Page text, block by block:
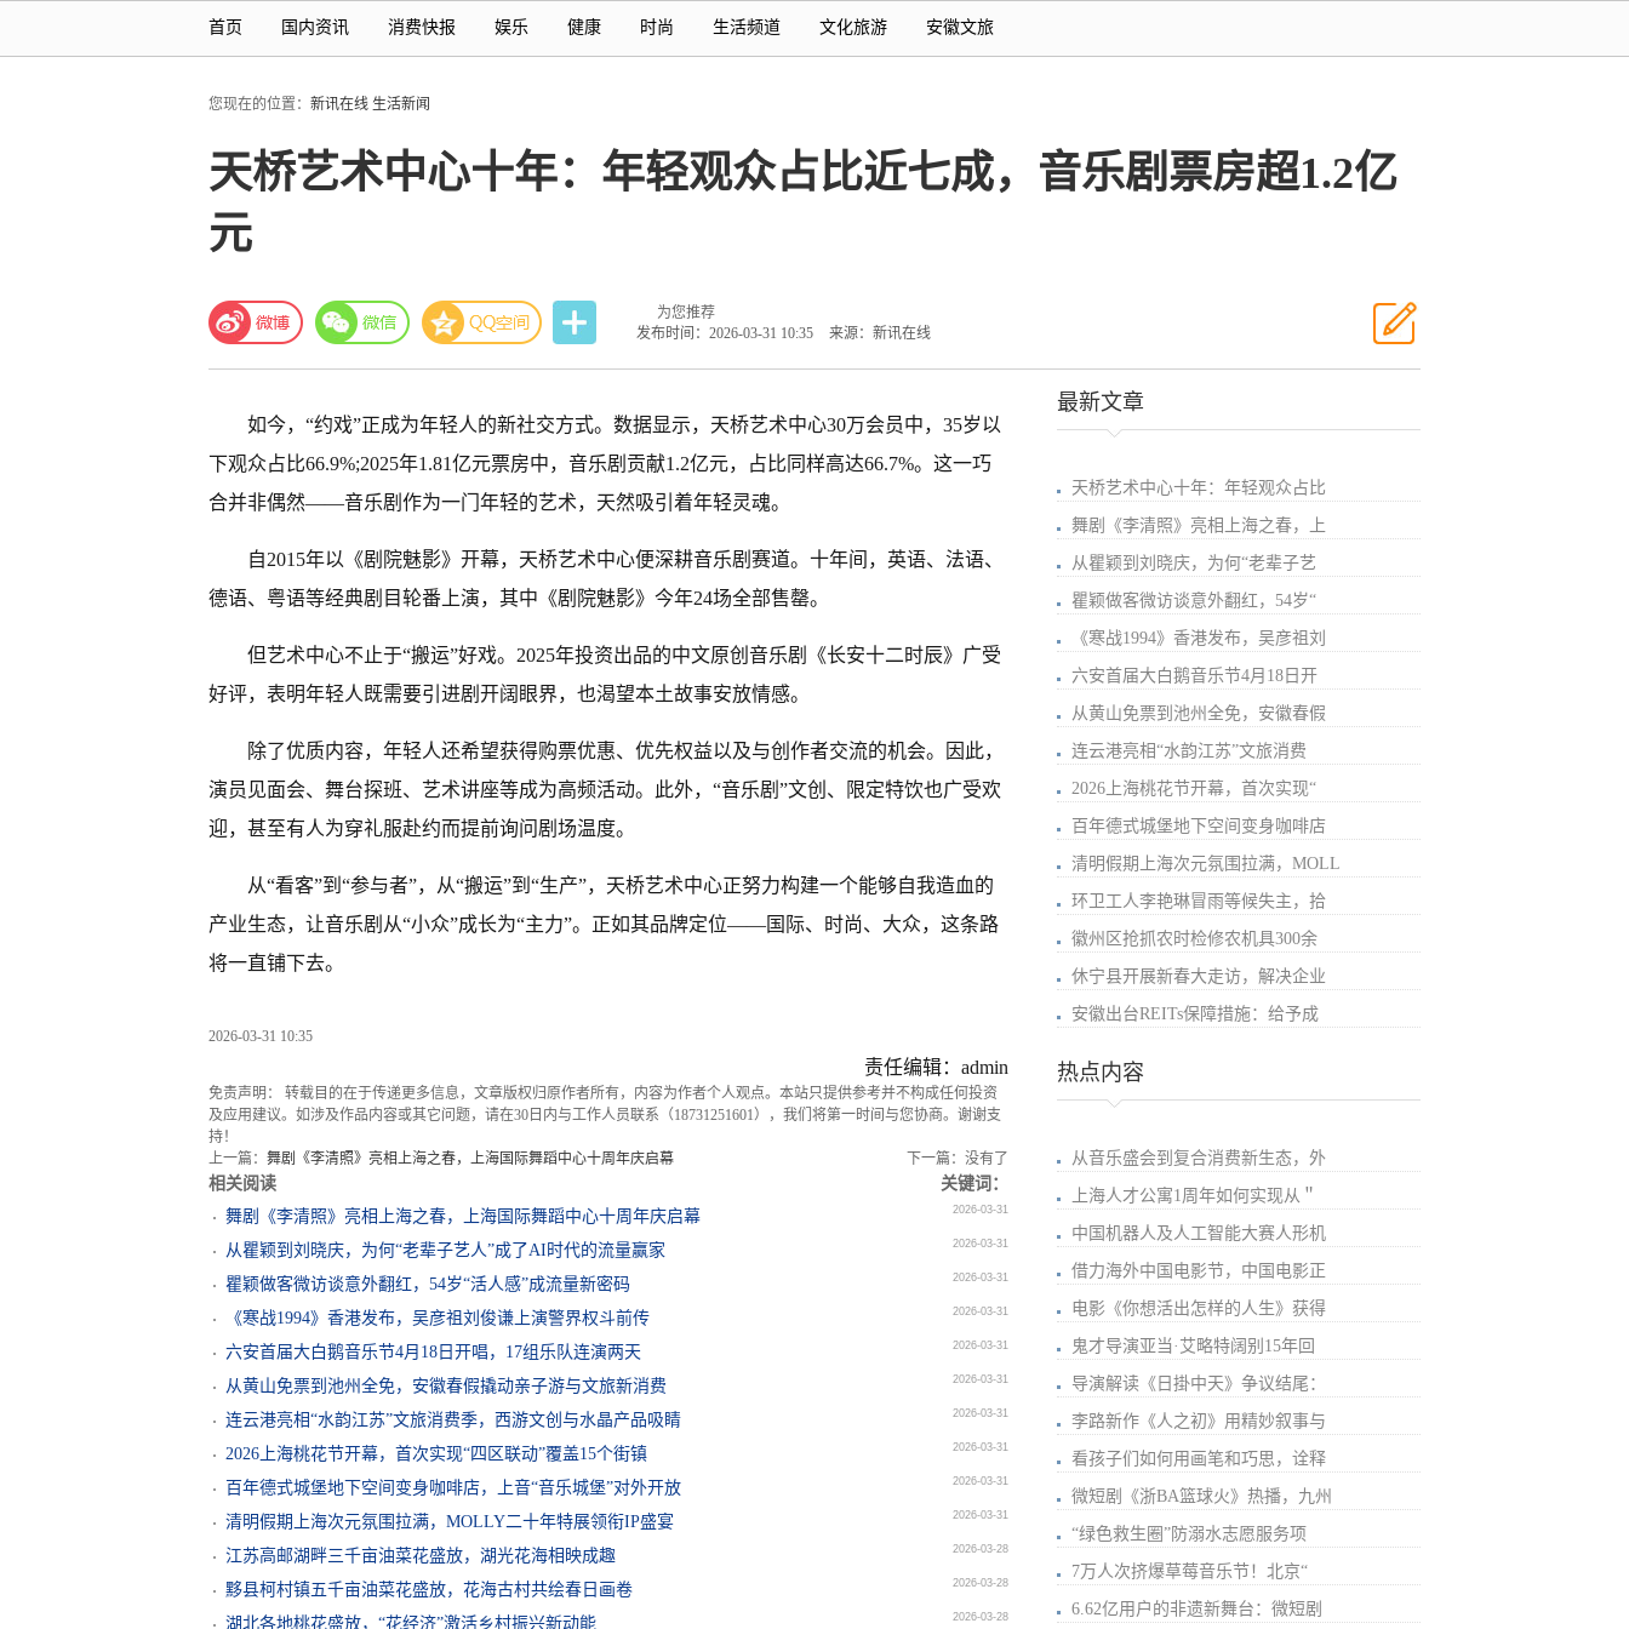
首页 国内资讯 消费快报 娱乐 健康 时尚 生活频道 文化旅游 安徽文旅
您现在的位置： 新讯在线 生活新闻
天桥艺术中心十年：年轻观众占比近七成，音乐剧票房超1.2亿
元
为您推荐
发布时间：2026-03-31 10:35
来源：新讯在线
如今，“约戏”正成为年轻人的新社交方式。数据显示，天桥艺术中心30万会员中，35岁以
下观众占比66.9%;2025年1.81亿元票房中，音乐剧贡献1.2亿元，占比同样高达66.7%。这一巧
合并非偶然——音乐剧作为一门年轻的艺术，天然吸引着年轻灵魂。
自2015年以《剧院魅影》开幕，天桥艺术中心便深耕音乐剧赛道。十年间，英语、法语、
德语、粤语等经典剧目轮番上演，其中《剧院魅影》今年24场全部售罄。
但艺术中心不止于“搬运”好戏。2025年投资出品的中文原创音乐剧《长安十二时辰》广受
好评，表明年轻人既需要引进剧开阔眼界，也渴望本土故事安放情感。
除了优质内容，年轻人还希望获得购票优惠、优先权益以及与创作者交流的机会。因此，
演员见面会、舞台探班、艺术讲座等成为高频活动。此外，“音乐剧”文创、限定特饮也广受欢
迎，甚至有人为穿礼服赴约而提前询问剧场温度。
从“看客”到“参与者”，从“搬运”到“生产”，天桥艺术中心正努力构建一个能够自我造血的
产业生态，让音乐剧从“小众”成长为“主力”。正如其品牌定位——国际、时尚、大众，这条路
将一直铺下去。
2026-03-31 10:35
责任编辑：admin
免责声明： 转载目的在于传递更多信息，文章版权归原作者所有，内容为作者个人观点。本站只提供参考并不构成任何投资
及应用建议。如涉及作品内容或其它问题，请在30日内与工作人员联系（18731251601），我们将第一时间与您协商。谢谢支
持！
上一篇： 舞剧《李清照》亮相上海之春，上海国际舞蹈中心十周年庆启幕 下一篇：没有了
相关阅读
关键词：
舞剧《李清照》亮相上海之春，上海国际舞蹈中心十周年庆启幕
2026-03-31
从瞿颖到刘晓庆，为何“老辈子艺人”成了AI时代的流量赢家 2026-03-31
瞿颖做客微访谈意外翻红，54岁“活人感”成流量新密码 2026-03-31
《寒战1994》香港发布，吴彦祖刘俊谦上演警界权斗前传 2026-03-31
六安首届大白鹅音乐节4月18日开唱，17组乐队连演两天 2026-03-31
从黄山免票到池州全免，安徽春假撬动亲子游与文旅新消费 2026-03-31
连云港亮相“水韵江苏”文旅消费季，西游文创与水晶产品吸睛 2026-03-31
2026上海桃花节开幕，首次实现“四区联动”覆盖15个街镇 2026-03-31
百年德式城堡地下空间变身咖啡店，上音“音乐城堡”对外开放 2026-03-31
清明假期上海次元氛围拉满，MOLLY二十年特展领衔IP盛宴 2026-03-31
江苏高邮湖畔三千亩油菜花盛放，湖光花海相映成趣 2026-03-28
黟县柯村镇五千亩油菜花盛放，花海古村共绘春日画卷 2026-03-28
湖北各地桃花盛放，“花经济”激活乡村振兴新动能 2026-03-28
最新文章
天桥艺术中心十年：年轻观众占比
舞剧《李清照》亮相上海之春，上
从瞿颖到刘晓庆，为何“老辈子艺
瞿颖做客微访谈意外翻红，54岁“
《寒战1994》香港发布，吴彦祖刘
六安首届大白鹅音乐节4月18日开
从黄山免票到池州全免，安徽春假
连云港亮相“水韵江苏”文旅消费
2026上海桃花节开幕，首次实现“
百年德式城堡地下空间变身咖啡店
清明假期上海次元氛围拉满，MOLL
环卫工人李艳琳冒雨等候失主，拾
徽州区抢抓农时检修农机具300余
休宁县开展新春大走访，解决企业
安徽出台REITs保障措施：给予成
热点内容
从音乐盛会到复合消费新生态，外
上海人才公寓1周年如何实现从＂
中国机器人及人工智能大赛人形机
借力海外中国电影节，中国电影正
电影《你想活出怎样的人生》获得
鬼才导演亚当·艾略特阔别15年回
导演解读《日掛中天》争议结尾：
李路新作《人之初》用精妙叙事与
看孩子们如何用画笔和巧思，诠释
微短剧《浙BA篮球火》热播，九州
“绿色救生圈”防溺水志愿服务项
7万人次挤爆草莓音乐节！北京“
6.62亿用户的非遗新舞台：微短剧